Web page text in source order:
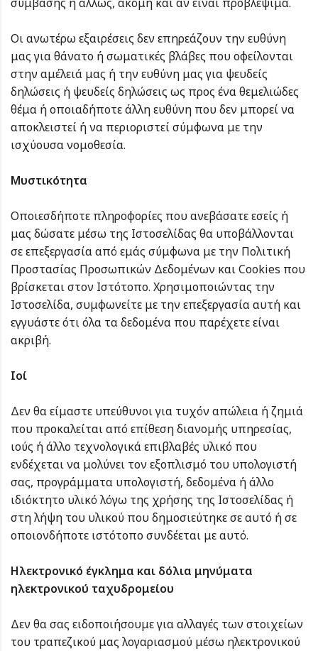
Οι ανωτέρω εξαιρέσεις δεν επηρεάζουν την ευθύνη
μας για θάνατο ή σωματικές βλάβες που οφείλονται
στην αμέλειά μας ή την ευθύνη μας για ψευδείς
δηλώσεις ή ψευδείς δηλώσεις ως προς ένα θεμελιώδες
θέμα ή οποιαδήποτε άλλη ευθύνη που δεν μπορεί να
αποκλειστεί ή να περιοριστεί σύμφωνα με την
ισχύουσα νομοθεσία.
Μυστικότητα
Οποιεσδήποτε πληροφορίες που ανεβάσατε εσείς ή
μας δώσατε μέσω της Ιστοσελίδας θα υποβάλλονται
σε επεξεργασία από εμάς σύμφωνα με την Πολιτική
Προστασίας Προσωπικών Δεδομένων και Cookies που
βρίσκεται στον Ιστότοπο. Χρησιμοποιώντας την
Ιστοσελίδα, συμφωνείτε με την επεξεργασία αυτή και
εγγυάστε ότι όλα τα δεδομένα που παρέχετε είναι
ακριβή.
Ιοί
Δεν θα είμαστε υπεύθυνοι για τυχόν απώλεια ή ζημιά
που προκαλείται από επίθεση διανομής υπηρεσίας,
ιούς ή άλλο τεχνολογικά επιβλαβές υλικό που
ενδέχεται να μολύνει τον εξοπλισμό του υπολογιστή
σας, προγράμματα υπολογιστή, δεδομένα ή άλλο
ιδιόκτητο υλικό λόγω της χρήσης της Ιστοσελίδας ή
στη λήψη του υλικού που δημοσιεύτηκε σε αυτό ή σε
οποιονδήποτε ιστότοπο συνδέεται με αυτό.
Ηλεκτρονικό έγκλημα και δόλια μηνύματα
ηλεκτρονικού ταχυδρομείου
Δεν θα σας ειδοποιήσουμε για αλλαγές των στοιχείων
του τραπεζικού μας λογαριασμού μέσω ηλεκτρονικού